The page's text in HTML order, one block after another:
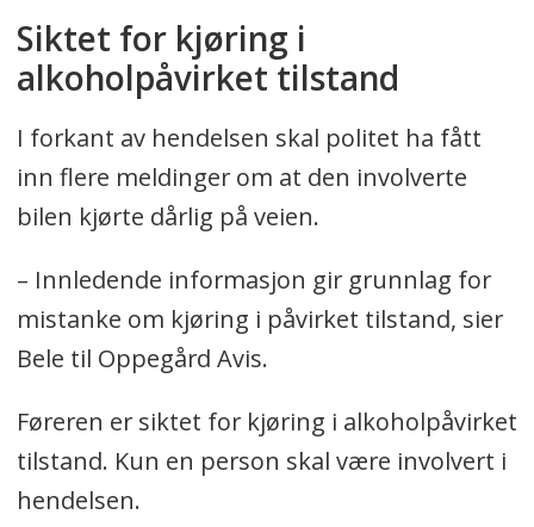
Siktet for kjøring i
alkoholpåvirket tilstand
I forkant av hendelsen skal politet ha fått
inn flere meldinger om at den involverte
bilen kjørte dårlig på veien.
– Innledende informasjon gir grunnlag for
mistanke om kjøring i påvirket tilstand, sier
Bele til Oppegård Avis.
Føreren er siktet for kjøring i alkoholpåvirket
tilstand. Kun en person skal være involvert i
hendelsen.